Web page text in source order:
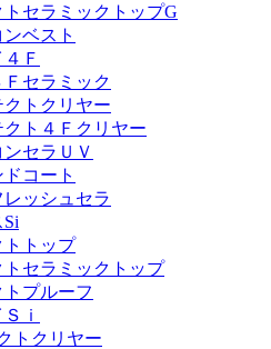
セラミックトップG
ベスト
Ｆ
セラミック
クトクリヤー
クト４Ｆクリヤー
セラＵＶ
コート
ッシュセラ
トトップ
セラミックトップ
プルーフ
ｉ
トクリヤー